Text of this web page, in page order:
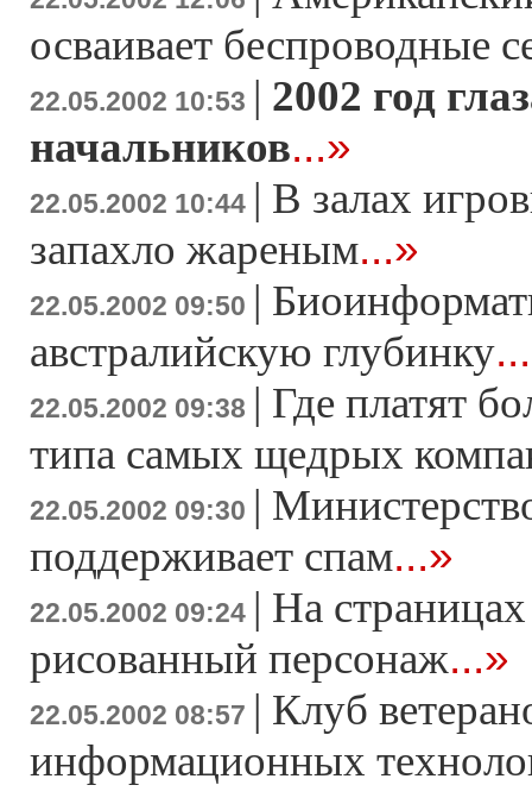
осваивает беспроводные
22.05.2002 10:53 | 2002 год
начальников...»
22.05.2002 10:44 | В залах
запахло жареным...»
22.05.2002 09:50 |
австралийскую глубинку
22.05.2002 09:38 | Где платят
типа самых щедрых
22.05.2002 09:30 |
поддерживает спам...»
22.05.2002 09:24 | На
рисованный персонаж...»
22.05.2002 08:57 | Клуб
информационных